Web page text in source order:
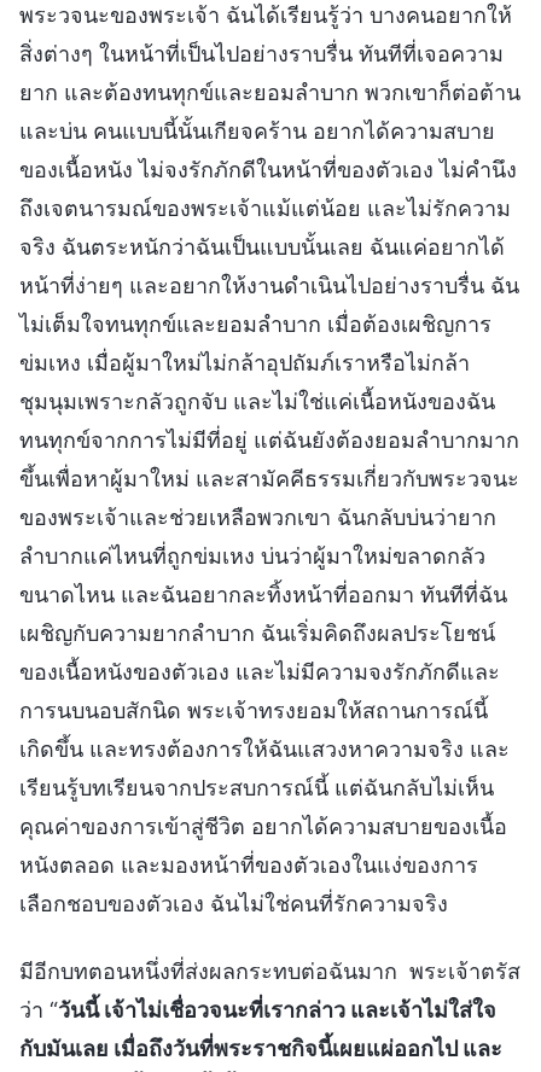
พระวจนะของพระเจ้า ฉันได้เรียนรู้ว่า บางคนอยากให้
สิ่งต่างๆ ในหน้าที่เป็นไปอย่างราบรื่น ทันทีที่เจอความ
ยาก และต้องทนทุกข์และยอมลำบาก พวกเขาก็ต่อต้าน
และบ่น คนแบบนี้นั้นเกียจคร้าน อยากได้ความสบาย
ของเนื้อหนัง ไม่จงรักภักดีในหน้าที่ของตัวเอง ไม่คำนึง
ถึงเจตนารมณ์ของพระเจ้าแม้แต่น้อย และไม่รักความ
จริง ฉันตระหนักว่าฉันเป็นแบบนั้นเลย ฉันแค่อยากได้
หน้าที่ง่ายๆ และอยากให้งานดำเนินไปอย่างราบรื่น ฉัน
ไม่เต็มใจทนทุกข์และยอมลำบาก เมื่อต้องเผชิญการ
ข่มเหง เมื่อผู้มาใหม่ไม่กล้าอุปถัมภ์เราหรือไม่กล้า
ชุมนุมเพราะกลัวถูกจับ และไม่ใช่แค่เนื้อหนังของฉัน
ทนทุกข์จากการไม่มีที่อยู่ แต่ฉันยังต้องยอมลำบากมาก
ขึ้นเพื่อหาผู้มาใหม่ และสามัคคีธรรมเกี่ยวกับพระวจนะ
ของพระเจ้าและช่วยเหลือพวกเขา ฉันกลับบ่นว่ายาก
ลำบากแค่ไหนที่ถูกข่มเหง บ่นว่าผู้มาใหม่ขลาดกลัว
ขนาดไหน และฉันอยากละทิ้งหน้าที่ออกมา ทันทีที่ฉัน
เผชิญกับความยากลำบาก ฉันเริ่มคิดถึงผลประโยชน์
ของเนื้อหนังของตัวเอง และไม่มีความจงรักภักดีและ
การนบนอบสักนิด พระเจ้าทรงยอมให้สถานการณ์นี้
เกิดขึ้น และทรงต้องการให้ฉันแสวงหาความจริง และ
เรียนรู้บทเรียนจากประสบการณ์นี้ แต่ฉันกลับไม่เห็น
คุณค่าของการเข้าสู่ชีวิต อยากได้ความสบายของเนื้อ
หนังตลอด และมองหน้าที่ของตัวเองในแง่ของการ
เลือกชอบของตัวเอง ฉันไม่ใช่คนที่รักความจริง
มีอีกบทตอนหนึ่งที่ส่งผลกระทบต่อฉันมาก พระเจ้าตรัส
ว่า “วันนี้ เจ้าไม่เชื่อวจนะที่เรากล่าว และเจ้าไม่ใส่ใจ
กับมันเลย เมื่อถึงวันที่พระราชกิจนี้เผยแผ่ออกไป และ